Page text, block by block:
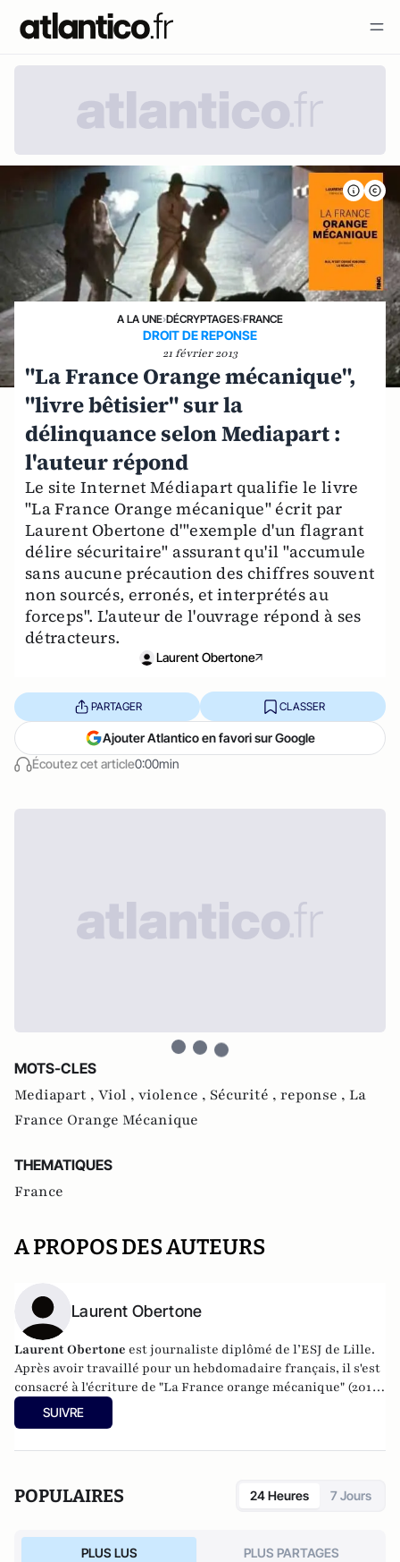
A LA UNE›DÉCRYPTAGES›FRANCE
DROIT DE REPONSE
21 février 2013
"La France Orange mécanique",
"livre bêtisier" sur la
délinquance selon Mediapart :
l'auteur répond
Le site Internet Médiapart qualifie le livre
"La France Orange mécanique" écrit par
Laurent Obertone d'"exemple d'un flagrant
délire sécuritaire" assurant qu'il "accumule
sans aucune précaution des chiffres souvent
non sourcés, erronés, et interprétés au
forceps". L'auteur de l'ouvrage répond à ses
détracteurs.
Laurent Obertone
Écoutez cet article0:00min
PARTAGER CLASSER
Ajouter Atlantico en favori sur Google
MOTS-CLES
Mediapart , Viol , violence , Sécurité , reponse , La
France Orange Mécanique
THEMATIQUES
France
A PROPOS DES AUTEURS
Laurent Obertone
Laurent Obertone est journaliste diplômé de l’ESJ de Lille.
Après avoir travaillé pour un hebdomadaire français, il s'est
consacré à l'écriture de "La France orange mécanique" (2013,
Editions Ring). Il est l'auteur également de
Brother"(2015, Editions Ring). Son dernier ouvrage s'intitule
SUIVRE
POPULAIRES 24 Heures 7 Jours
PLUS LUS PLUS PARTAGES